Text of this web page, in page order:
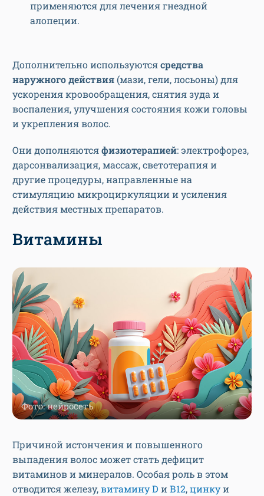
применяются для лечения гнездной
алопеции.
Дополнительно используютсясредства
наружного действия (мази, гели, лосьоны) для
ускорения кровообращения, снятия зуда и
воспаления, улучшения состояния кожи головы
и укрепления волос.
Они дополняютсяфизиотерапией: электрофорез,
дарсонвализация, массаж, светотерапия и
другие процедуры, направленные на
стимуляцию микроциркуляции и усиления
действия местных препаратов.
Витамины
Фото: нейросеть
Причиной истончения и повышенного
выпадения волос может стать дефицит
витаминов и минералов. Особая роль в этом
отводится железу,витамину D и В12,цинкуи